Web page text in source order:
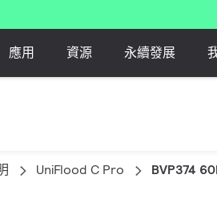
應用 資源 永續發展
UniFlood C Pro BVP374